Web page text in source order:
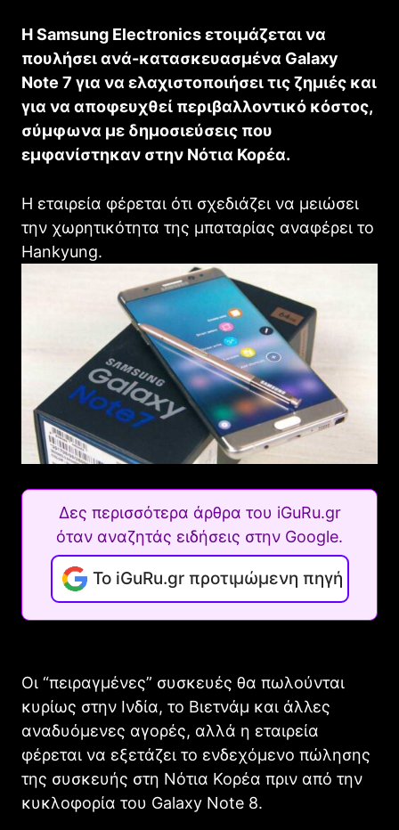
Η Samsung Electronics ετοιμάζεται να
πουλήσει ανά-κατασκευασμένα Galaxy
Note 7 για να ελαχιστοποιήσει τις ζημιές και
για να αποφευχθεί περιβαλλοντικό κόστος,
σύμφωνα με δημοσιεύσεις που
εμφανίστηκαν στην Νότια Κορέα.
Η εταιρεία φέρεται ότι σχεδιάζει να μειώσει
την χωρητικότητα της μπαταρίας αναφέρει το
Hankyung.
Δες περισσότερα άρθρα του iGuRu.gr
όταν αναζητάς ειδήσεις στην Google.
Το iGuRu.gr προτιμώμενη πηγή
Οι “πειραγμένες” συσκευές θα πωλούνται
κυρίως στην Ινδία, το Βιετνάμ και άλλες
αναδυόμενες αγορές, αλλά η εταιρεία
φέρεται να εξετάζει το ενδεχόμενο πώλησης
της συσκευής στη Νότια Κορέα πριν από την
κυκλοφορία του Galaxy Note 8.